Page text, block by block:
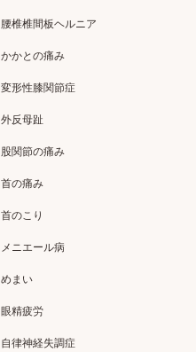
腰椎椎間板ヘルニア
かかとの痛み
変形性膝関節症
外反母趾
股関節の痛み
首の痛み
首のこり
メニエール病
めまい
眼精疲労
自律神経失調症